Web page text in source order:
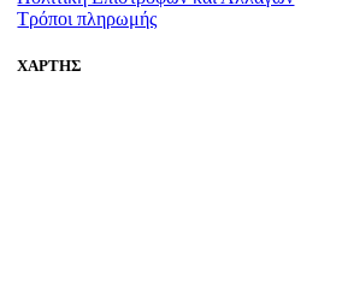
Τρόποι πληρωμής
ΧΑΡΤΗΣ